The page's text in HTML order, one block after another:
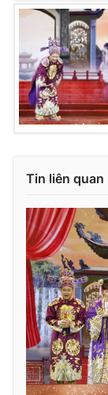
Ðiện thoại Thời
Liên hệ quảng
® Cấm sao chép
thuận bằng văn
thông tin từ
Tin liên quan